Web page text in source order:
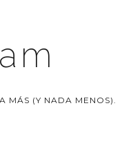
MÁS (Y NADA MENOS).